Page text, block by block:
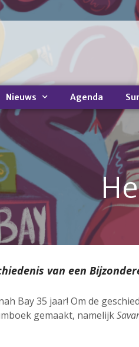
Nieuws Agenda
van een
Bay 35 jaar! Om de
gemaakt, namelijk